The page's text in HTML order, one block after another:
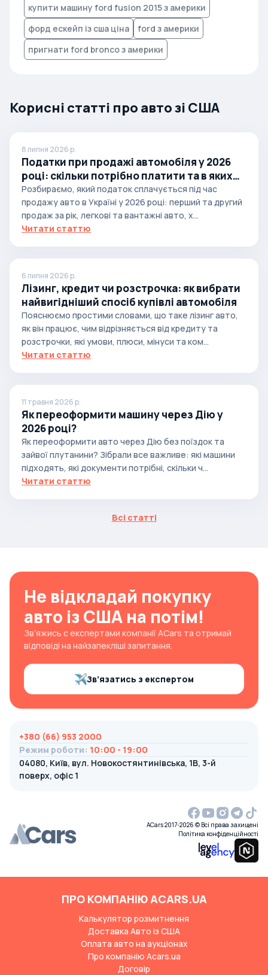
купити машину ford fusion 2015 з америки
форд ескейп із сша ціна
ford з америки
пригнати ford bronco з америки
Корисні статті про авто зі США
8 липня 2026 р.
Податки при продажі автомобіля у 2026
році: скільки потрібно платити та в яких
випадках
Розбираємо, який податок сплачується під час
продажу авто в Україні у 2026 році: перший та другий
продаж за рік, легкові та вантажні авто, х...
Читати статтю
6 липня 2026 р.
Лізинг, кредит чи розстрочка: як вибрати
найвигідніший спосіб купівлі автомобіля
Пояснюємо простими словами, що таке лізинг авто,
як він працює, чим відрізняється від кредиту та
розстрочки, які умови, плюси, мінуси та ком...
Читати статтю
11 травня 2026 р.
Як переоформити машину через Дію у
2026 році?
Як переоформити авто через Дію без поїздок та
зайвої плутанини? Зібрали все важливе: які машини
підходять, які документи потрібні, скільки ч...
Читати статтю
Всі статті
Не відкладай покупку
авто із США на потім!
Зв’яжись с експертами компанії ACars та отримай
відповіді на найзапекліші запитання.
Зв’язатись з експертом
+380 (66) 953 2000
Режим роботи: 10:00 - 19:00
04080, Київ, вул. Новокостянтинівська, 1В, 3-й
поверх, офіс 1
ACars 2017-2026 © Всі права захищені
Політика конфіденційності
ПРО КОМПАНІЮ ACARS.UA
Калькулятор розмитнення
Доставка Авто із США
Оплата авто на аукціонах
Про компанію Acars.ua
Договір